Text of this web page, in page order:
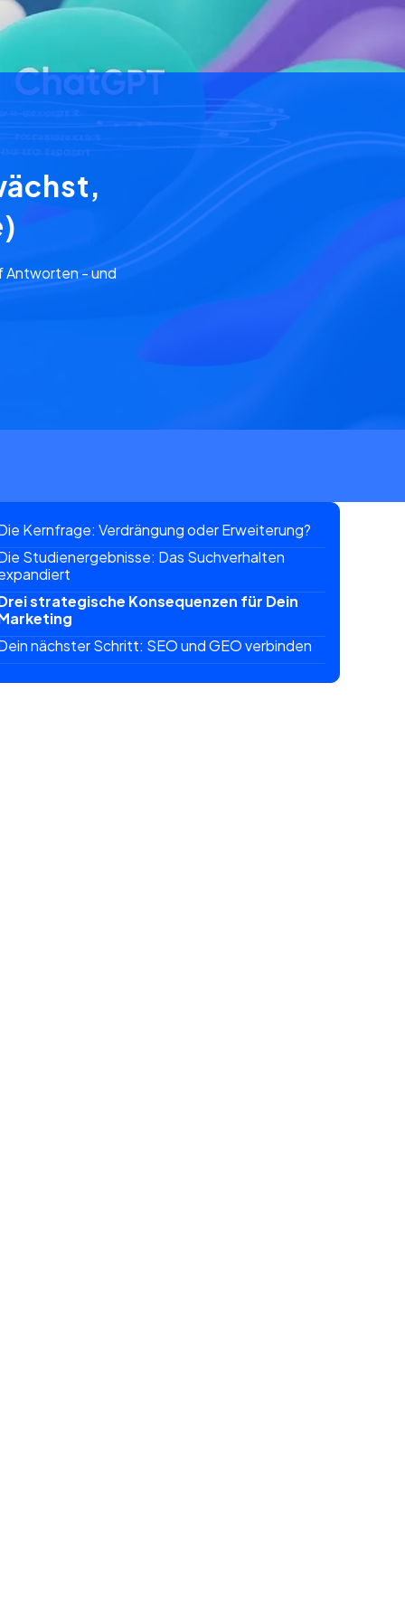
Antworten - und
Kernfrage: Verdrängung oder Erweiterung?
Studienergebnisse: Das Suchverhalten
strategische Konsequenzen für Dein
nächster Schritt: SEO und GEO verbinden